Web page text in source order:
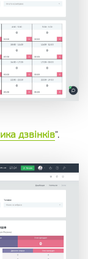
дзвінків".